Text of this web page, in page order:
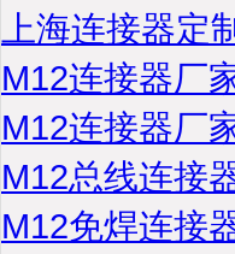
上海连接器定
M12连接器厂
M12连接器厂
M12总线连接
M12免焊连接